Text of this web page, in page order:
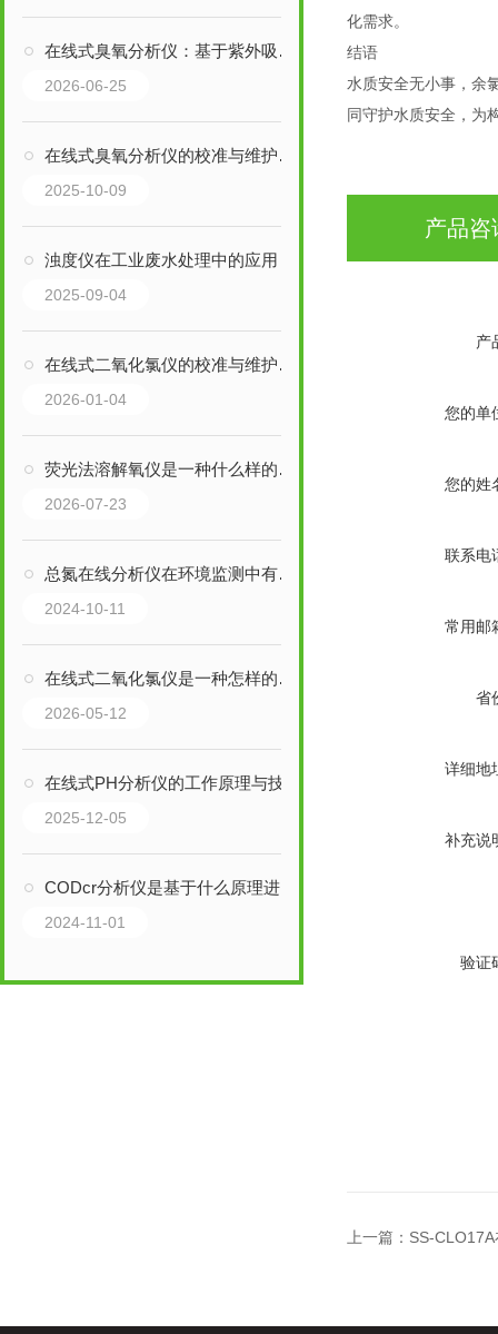
在线式臭氧分析仪：基于紫外吸收原理设计的在线监测设备
2026-06-25
在线式臭氧分析仪的校准与维护技术
2025-10-09
浊度仪在工业废水处理中的应用
2025-09-04
在线式二氧化氯仪的校准与维护指南
2026-01-04
荧光法溶解氧仪是一种什么样的检测仪器呢
2026-07-23
总氮在线分析仪在环境监测中有哪些应用？
2024-10-11
在线式二氧化氯仪是一种怎样的的自动化分析设备呢
2026-05-12
在线式PH分析仪的工作原理与技术创新
2025-12-05
CODcr分析仪是基于什么原理进行工作的？
2024-11-01
化需求。
结语
水质安全无小事，余
同守护水质安全，为
产品咨
产
您的单
您的姓
联系电
常用邮
省
详细地
补充说
验证
上一篇： SS-